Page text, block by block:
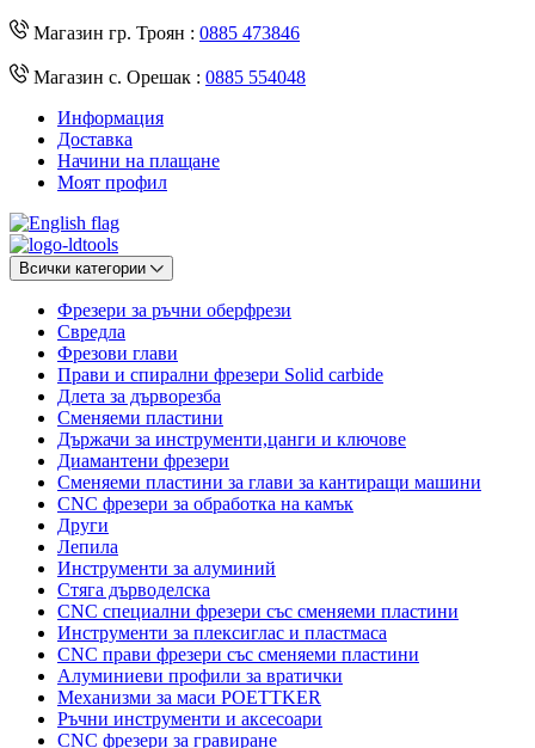
Магазин гр. Троян : 0885 473846
Магазин с. Орешак : 0885 554048
Информация
Доставка
Начини на плащане
Моят профил
Всички категории
Фрезери за ръчни оберфрези
Свредла
Фрезови глави
Прави и спирални фрезери Solid carbide
Длета за дърворезба
Сменяеми пластини
Държачи за инструменти,цанги и ключове
Диамантени фрезери
Сменяеми пластини за глави за кантиращи машини
CNC фрезери за обработка на камък
Други
Лепила
Инструменти за алуминий
Стяга дърводелска
CNC специални фрезери със сменяеми пластини
Инструменти за плексиглас и пластмаса
CNC прави фрезери със сменяеми пластини
Алуминиеви профили за вратички
Механизми за маси POETTKER
Ръчни инструменти и аксесоари
CNC фрезери за гравиране